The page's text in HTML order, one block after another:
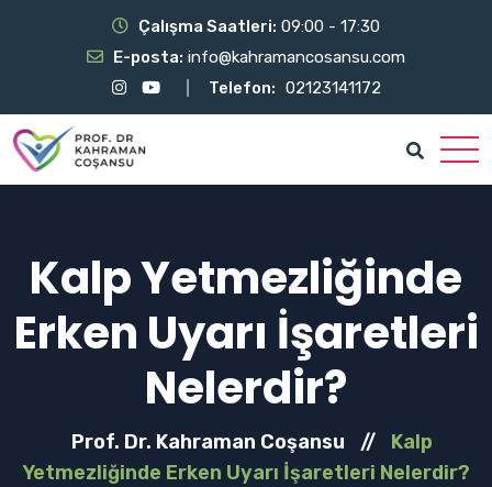
Çalışma Saatleri: 09:00 - 17:30
E-posta: info@kahramancosansu.com
Telefon: 02123141172
Kalp Yetmezliğinde
Erken Uyarı İşaretleri
Nelerdir?
Prof. Dr. Kahraman Coşansu //
Kalp
Yetmezliğinde Erken Uyarı İşaretleri Nelerdir?